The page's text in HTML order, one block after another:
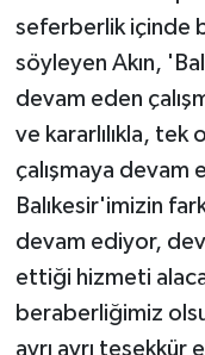
seferberlik içinde
söyleyen Akın,
devam eden
ve kararlılıkla, tek
çalışmaya devam
Balıkesir'imizin
devam ediyor,
ettiği hizmeti
beraberliğimiz
ayrı ayrı